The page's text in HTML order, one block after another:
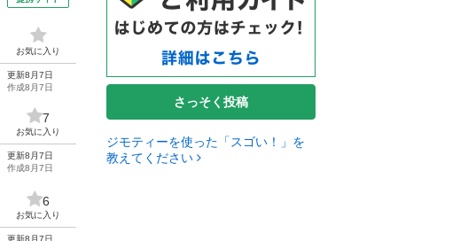
お気に入り
更新8月7日
作成8月7日
7
お気に入り
更新8月7日
作成8月7日
6
お気に入り
更新8月7日
さっそく投稿
ジモティーを使った「スゴい！」を
教えてください